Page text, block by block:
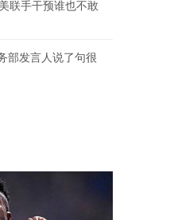
联手干预谁也不敢
部发言人说了句很